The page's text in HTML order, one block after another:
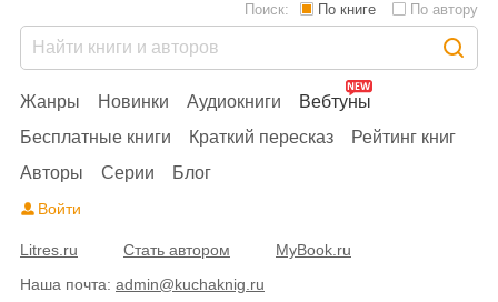
Жанры Новинки Аудиокниги
Вебтуны
Бесплатные книги
Краткий пересказ
Рейтинг книг
Авторы
Серии Блог
Поиск: По книге По автору
Войти
Litres.ru Стать автором
MyBook.ru
Наша почта: admin@kuchaknig.ru